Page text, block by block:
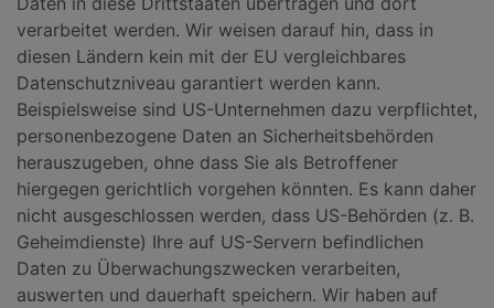
verarbeitet werden. Wir weisen darauf hin, dass in
diesen Ländern kein mit der EU vergleichbares
Datenschutzniveau garantiert werden kann.
Beispielsweise sind US-Unternehmen dazu verpflichtet,
personenbezogene Daten an Sicherheitsbehörden
herauszugeben, ohne dass Sie als Betroffener
hiergegen gerichtlich vorgehen könnten. Es kann daher
nicht ausgeschlossen werden, dass US-Behörden (z. B.
Geheimdienste) Ihre auf US-Servern befindlichen
Daten zu Überwachungszwecken verarbeiten,
auswerten und dauerhaft speichern. Wir haben auf